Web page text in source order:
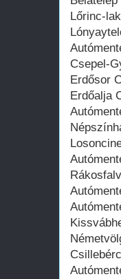
Lőrinc-
Csepel-
Erdősor
Erdőalja